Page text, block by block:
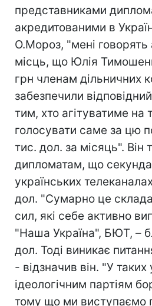
представниками
акредитованими в
О.Мороз, "мені говорять
місць, що Юлія
грн членам дільничних
забезпечили
тим, хто агітуватиме на
голосувати саме за цю
тис. дол. за місяць". Він
дипломатам, що
українських
дол. "Сумарно це
сил, які себе активно
"Наша Україна", БЮТ, –
дол. Тоді виникає
- відзначив він. "У
ідеологічним партіям
тому що ми виступаємо